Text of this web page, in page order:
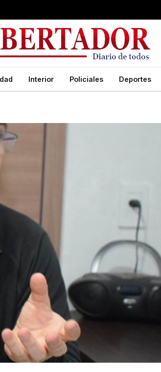
Interior Policiales Deportes